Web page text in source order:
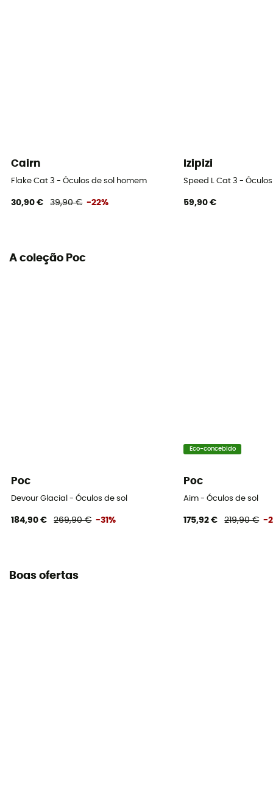
Cairn
Flake Cat 3 - Óculos de sol homem
30,90 € 39,90 € -22%
Izipizi
Speed L Cat 3 -
59,90 €
A coleção Poc
Poc
Devour Glacial - Óculos de sol
184,90 € 269,90 € -31%
Eco-concebido
Poc
Aim - Óculos de sol
175,92 € 219,90 € -
Boas ofertas